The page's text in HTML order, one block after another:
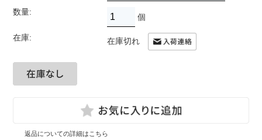
数量:
個
在庫: 在庫切れ
返品についての詳細はこちら